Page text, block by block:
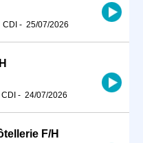
CDI - 25/07/2026
CDI - 24/07/2026
F/H